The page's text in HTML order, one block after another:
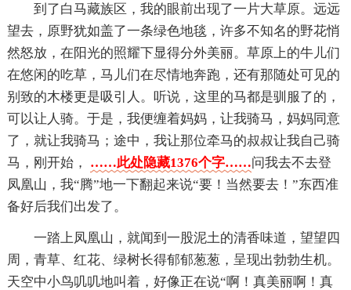
到了白马藏族区，我的眼前出现了一片大草原。远远
望去，原野犹如盖了一条绿色地毯，许多不知名的野花悄
然怒放，在阳光的照耀下显得分外美丽。草原上的牛儿们
在悠闲的吃草，马儿们在尽情地奔跑，还有那随处可见的
别致的木楼更是吸引人。听说，这里的马都是驯服了的，
可以让人骑。于是，我便缠着妈妈，让我骑马，妈妈同意
了，就让我骑马；途中，我让那位牵马的叔叔让我自己骑
马，刚开始， ……此处隐藏1376个字……问我去不去登
凤凰山，我“腾”地一下翻起来说“要！当然要去！”东西准
备好后我们出发了。
一踏上凤凰山，就闻到一股泥土的清香味道，望望四
周，青草、红花、绿树长得郁郁葱葱，呈现出勃勃生机。
天空中小鸟叽叽地叫着，好像正在说“啊！真美丽啊！真